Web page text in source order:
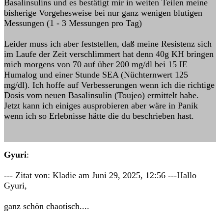
Basalinsulins und es bestätigt mir in weiten Teilen meine
bisherige Vorgehesweise bei nur ganz wenigen blutigen
Messungen (1 - 3 Messungen pro Tag)
Leider muss ich aber feststellen, daß meine Resistenz sich
im Laufe der Zeit verschlimmert hat denn 40g KH bringen
mich morgens von 70 auf über 200 mg/dl bei 15 IE
Humalog und einer Stunde SEA (Nüchternwert 125
mg/dl). Ich hoffe auf Verbesserungen wenn ich die richtige
Dosis vom neuen Basalinsulin (Toujeo) ermittelt habe.
Jetzt kann ich einiges ausprobieren aber wäre in Panik
wenn ich so Erlebnisse hätte die du beschrieben hast.
Gyuri:
--- Zitat von: Kladie am Juni 29, 2025, 12:56 ---Hallo
Gyuri,
ganz schön chaotisch....